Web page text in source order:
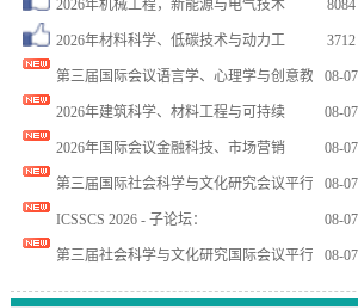
2026年机械工程，新能源与电气技术 8084
2026年材料科学、低碳技术与动力工 3712
第三届国际会议语言学、心理学与创意教 08-07
2026年建筑科学、材料工程与可持续 08-07
2026年国际会议金融科技、市场营销 08-07
第三届国际社会科学与文化研究会议平行 08-07
ICSSCS 2026 - 子论坛： 08-07
第三届社会科学与文化研究国际会议平行 08-07
08-03
张** 注册了 2026年应用数学、…
08-07
周** 注册了 2026年智能医学与…
08-07
杨** 注册了 2026年计算机感知…
08-07
周** 注册了 2026年计算机工程…